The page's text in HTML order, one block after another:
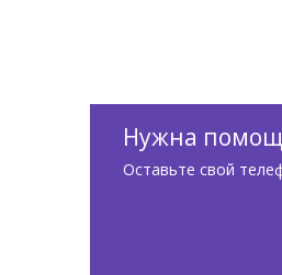
Нужна
Оставьте свой